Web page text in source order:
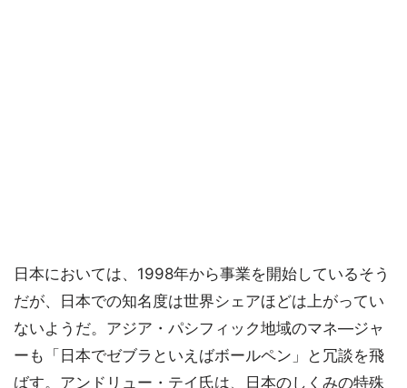
日本においては、1998年から事業を開始しているそう
だが、日本での知名度は世界シェアほどは上がってい
ないようだ。アジア・パシフィック地域のマネ―ジャ
ーも「日本でゼブラといえばボールペン」と冗談を飛
ばす。アンドリュー・テイ氏は、日本のしくみの特殊